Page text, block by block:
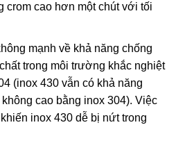
crom cao hơn một chút với tối
mạnh về khả năng chống
trong môi trường khắc nghiệt
(inox 430 vẫn có khả năng
cao bằng inox 304). Việc
inox 430 dễ bị nứt trong